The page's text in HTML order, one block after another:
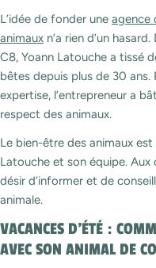
L’idée de fonder une agence
animaux n’a rien d’un
C8, Yoann Latouche a tissé
bêtes depuis plus de 30
expertise, l’entrepreneur a
respect des animaux.
Le bien-être des animaux
Latouche et son équipe. Aux
désir d’informer et de
animale.
VACANCES D’ÉTÉ :
AVEC SON ANIMAL DE